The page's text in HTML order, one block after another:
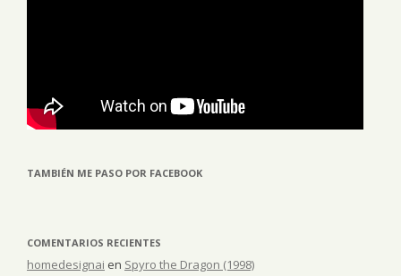
TAMBIÉN ME PASO POR FACEBOOK
COMENTARIOS RECIENTES
homedesignai en Spyro the Dragon (1998)